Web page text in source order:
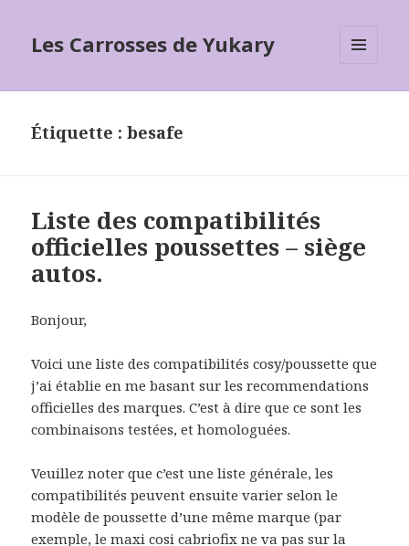
Les Carrosses de Yukary
Étiquette :besafe
Liste des compatibilités
officielles poussettes – siège
autos.
Bonjour,
Voici une liste des compatibilités cosy/poussette que
j’ai établie en me basant sur les recommendations
officielles des marques. C’est à dire que ce sont les
combinaisons testées, et homologuées.
Veuillez noter que c’est une liste générale, les
compatibilités peuvent ensuite varier selon le
modèle de poussette d’une même marque (par
exemple, le maxi cosi cabriofix ne va pas sur la